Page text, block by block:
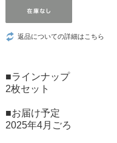
返品についての詳細はこちら
■ラインナップ
2枚セット
■お届け予定
2025年4月ごろ